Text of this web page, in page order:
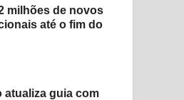
milhões de novos
até o fim do
atualiza guia com